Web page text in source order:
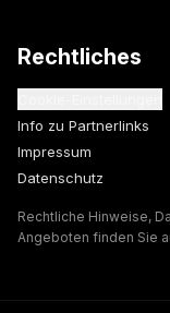
Rechtliches
Info zu Partnerlinks
Impressum
Datenschutz
Rechtliche Hinweise,
Angeboten finden Sie